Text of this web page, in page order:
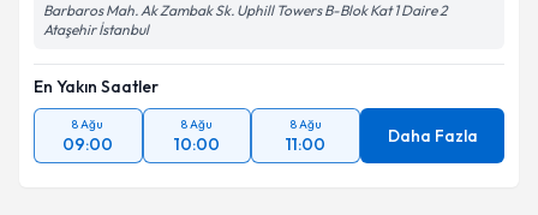
Barbaros Mah. Ak Zambak Sk. Uphill Towers B-Blok Kat 1 Daire 2
Ataşehir İstanbul
En Yakın Saatler
8 Ağu
09:00
8 Ağu
10:00
8 Ağu
11:00 Daha Fazla